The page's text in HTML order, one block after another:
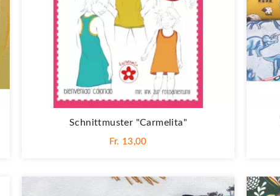
Schnittmuster "Carmelita"
Fr. 13,00